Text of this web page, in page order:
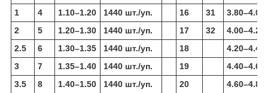
1
4 1.10–1.20 1440 шт./уп. 16 31
3.80–4.00
2
5 1.20–1.30 1440 шт./уп. 17 32
4.00–4.20
2.5
6 1.30–1.35 1440 шт./уп. 18
4.20–4.40
3
7 1.35–1.40 1440 шт./уп. 19
4.40–4.60
3.5
8 1.40–1.50 1440 шт./уп. 20
4.60–4.80